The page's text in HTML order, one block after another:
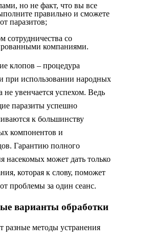
но не факт, что вы все
правильно и сможете
паразитов;
сотрудничества со
компаниями.
клопов – процедура
при использовании народных
не увенчается успехом. Ведь
паразиты успешно
к большинству
компонентов и
Гарантию полного
насекомых может дать только
которая к слову, поможет
проблемы за один сеанс.
варианты обработки
разные методы устранения